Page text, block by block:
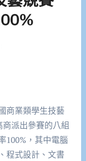
商業類學生技藝
派出參賽的八組
100%，其中電腦
程式設計、文書